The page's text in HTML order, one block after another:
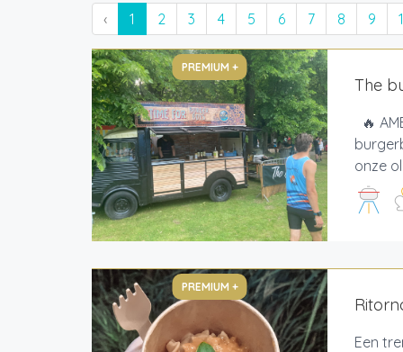
‹ 1 2 3 4 5 6 7 8 9
PREMIUM +
The
🔥
onze
PREMIUM +
Een